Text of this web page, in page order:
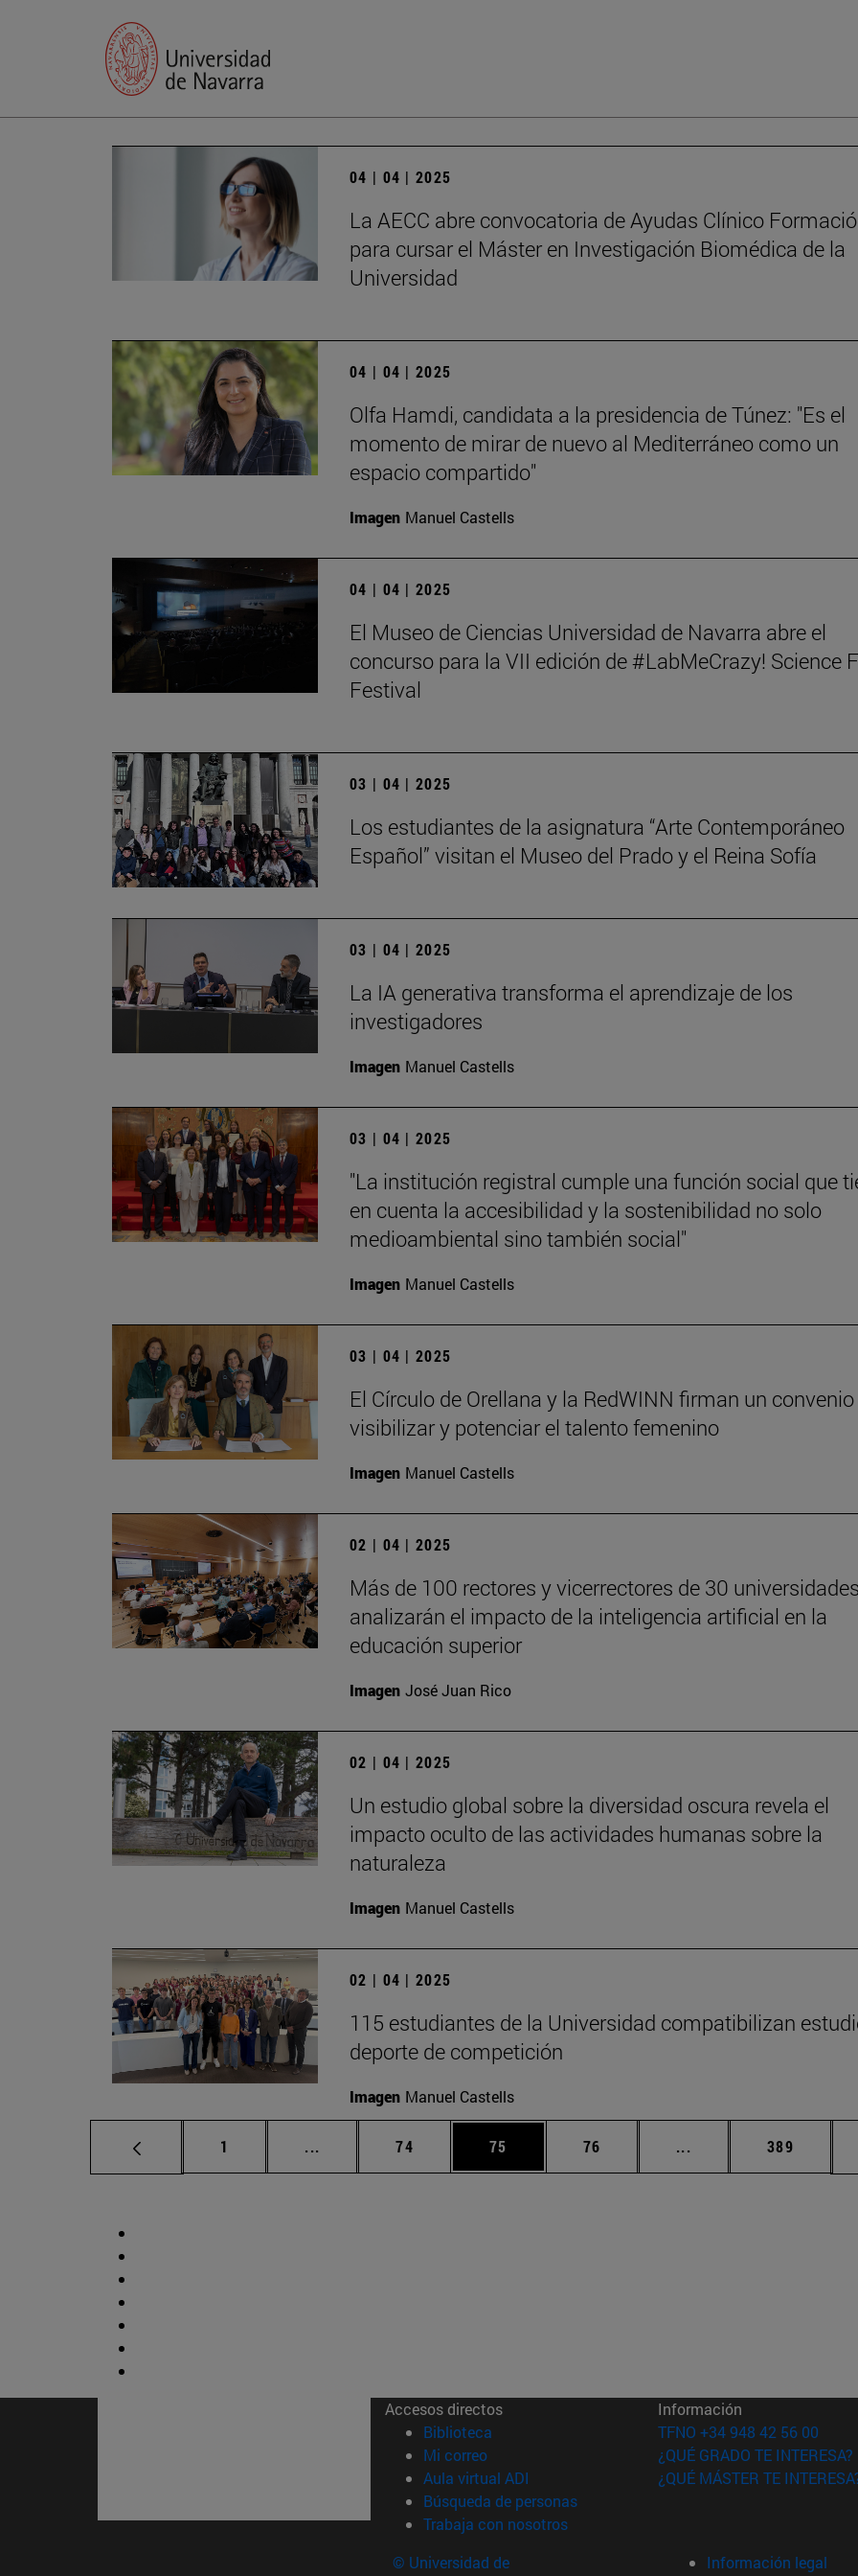
04 | 04 | 2025
La AECC abre convocatoria de Ayudas Clínico
para cursar el Máster en Investigación Biomédica de la
Universidad
04 | 04 | 2025
Olfa Hamdi, candidata a la presidencia de Túnez: "Es el
momento de mirar de nuevo al Mediterráneo como un
espacio compartido"
Imagen Manuel Castells
04 | 04 | 2025
El Museo de Ciencias Universidad de Navarra abre el
concurso para la VII edición de #LabMeCrazy! Science
Festival
03 | 04 | 2025
Los estudiantes de la asignatura “Arte Contemporáneo
Español” visitan el Museo del Prado y el Reina Sofía
03 | 04 | 2025
La IA generativa transforma el aprendizaje de los
investigadores
Imagen Manuel Castells
03 | 04 | 2025
"La institución registral cumple una función social que
en cuenta la accesibilidad y la sostenibilidad no solo
medioambiental sino también social"
Imagen Manuel Castells
03 | 04 | 2025
El Círculo de Orellana y la RedWINN firman un
visibilizar y potenciar el talento femenino
Imagen Manuel Castells
02 | 04 | 2025
Más de 100 rectores y vicerrectores de 30
analizarán el impacto de la inteligencia artificial en la
educación superior
Imagen José Juan Rico
02 | 04 | 2025
Un estudio global sobre la diversidad oscura revela el
impacto oculto de las actividades humanas sobre la
naturaleza
Imagen Manuel Castells
02 | 04 | 2025
115 estudiantes de la Universidad compatibilizan
deporte de competición
Imagen Manuel Castells
Página
1 ... Páginas intermedias Use TAB para desplazarse.
Página
74 Página
75 Página
76 ... Páginas intermedias
Página
389
Accesos directos
Biblioteca (abre en nueva ventana)
Mi correo(abre en nueva ventana)
Aula virtual ADI (abre en nueva ventana)
Búsqueda de personas(abre en nueva ventana)
Trabaja con nosotros(abre en nueva ventana)
Información
TFNO +34 948 42 56 00
¿QUÉ GRADO TE INTERESA?
¿QUÉ MÁSTER TE
© Universidad de
Información legal